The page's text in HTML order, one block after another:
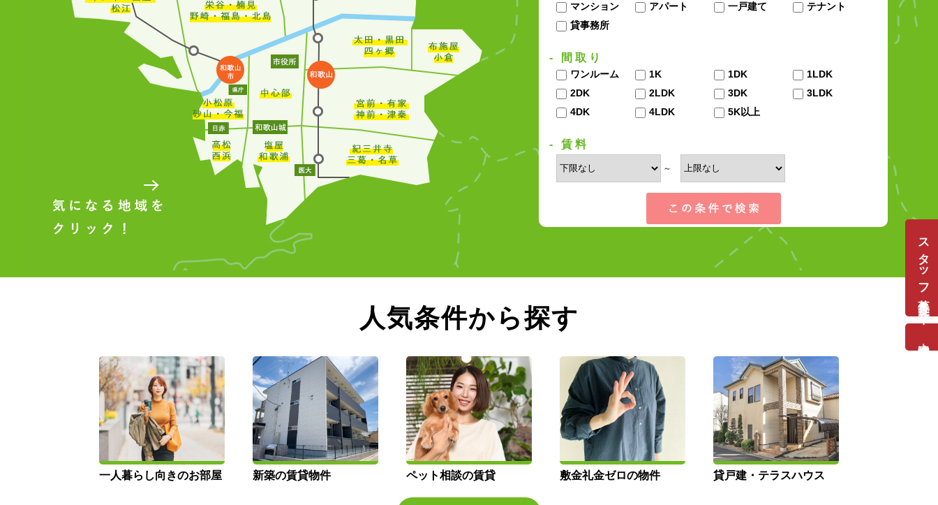
マンション アパート 一戸建て
テナント
貸事務所
- 間取り
ワンルーム 1K 1DK
1LDK
2DK
2LDK 3DK
3LDK
4DK
4LDK 5K以上
- 賃料
～
人気条件から探す
一人暮らし向きのお部屋 新築の賃貸物件 ペット相談の賃貸 敷金礼金ゼロの物件 貸戸建・テラスハウス
スタッフ募集 （新卒）